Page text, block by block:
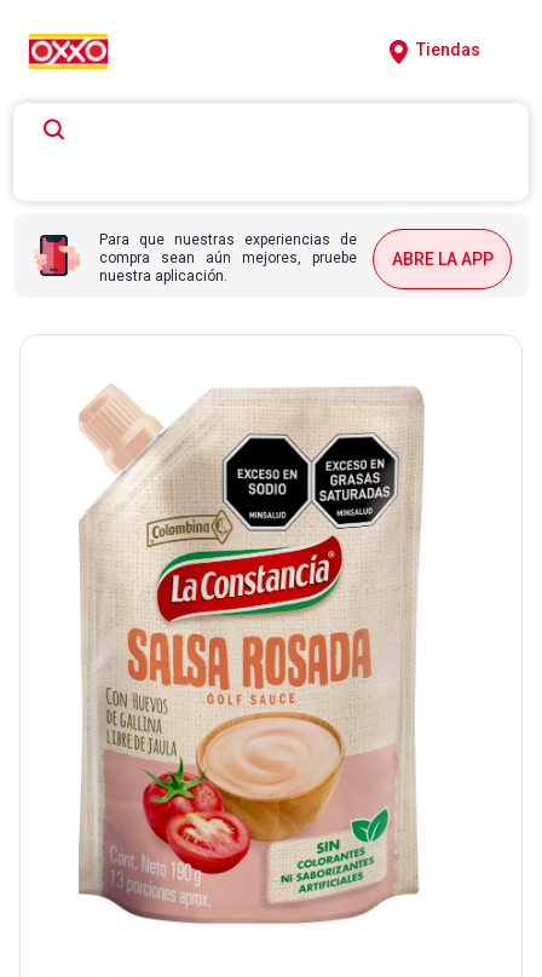
Tiendas
Para que nuestras experiencias de
compra sean aún mejores, pruebe
nuestra aplicación.
ABRE LA APP